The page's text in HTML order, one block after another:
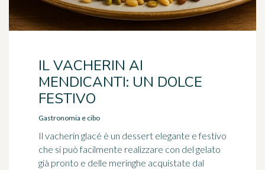
IL VACHERIN AI
MENDICANTI: UN DOLCE
FESTIVO
Gastronomia e cibo
Il vacherin glacé è un dessert elegante e festivo
che si può facilmente realizzare con del gelato
già pronto e delle meringhe acquistate dal